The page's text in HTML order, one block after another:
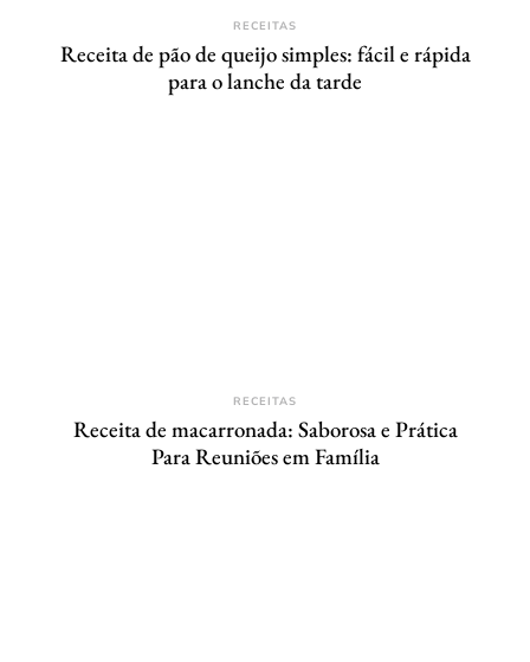
RECEITAS
Receita de pão de queijo simples: fácil e rápida
para o lanche da tarde
RECEITAS
Receita de macarronada: Saborosa e Prática
Para Reuniões em Família